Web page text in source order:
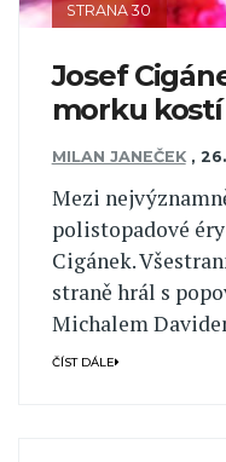
STRANA 30
Josef
morku kostí
MILAN JANEČEK ,
Mezi
polistopadové
Cigánek.
straně hrál s
Michalem
ČÍST DÁLE